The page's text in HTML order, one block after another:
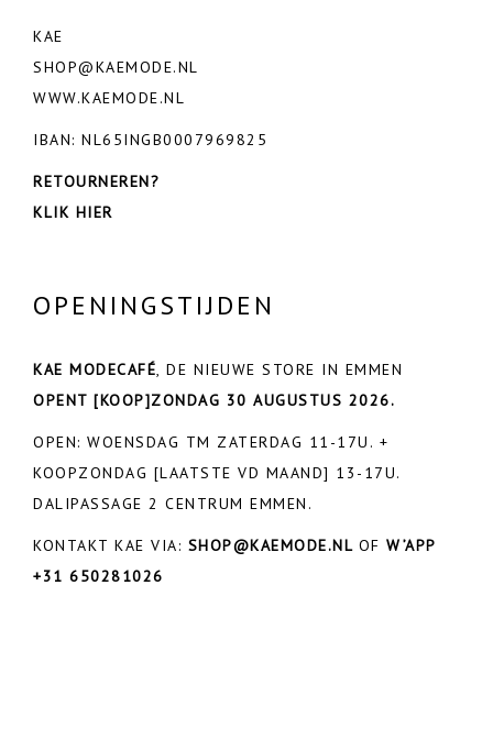
KAE
SHOP@KAEMODE.NL
WWW.KAEMODE.NL
IBAN: NL65INGB0007969825
RETOURNEREN?
KLIK HIER
OPENINGSTIJDEN
KAE MODECAFÉ, DE NIEUWE STORE IN EMMEN
OPENT [KOOP]ZONDAG 30 AUGUSTUS 2026.
OPEN: WOENSDAG TM ZATERDAG 11-17U. +
KOOPZONDAG [LAATSTE VD MAAND] 13-17U.
DALIPASSAGE 2 CENTRUM EMMEN.
KONTAKT KAE VIA: SHOP@KAEMODE.NL OF W’APP
+31 650281026